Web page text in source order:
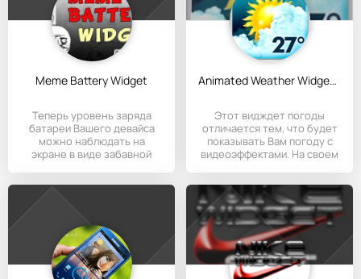
Meme Battery Widget
Теперь уровень заряда
батареи Вашего девайса
можно наблюдать на
экране в виде забавной
Animated Weather Widget, Clock
Этот видждет погоды
отличается тем, что будет
показывать Вам погоду с
видеоэффектами. На своем